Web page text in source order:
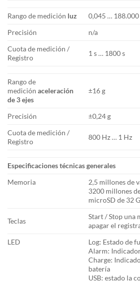
Rango de medición luz
0,045 …
Precisión
n/a
Cuota de medición /
Registro
1 s … 1800 s
Rango de
medición aceleración
de 3 ejes
±16 g
Precisión
±0,24 g
Cuota de medición /
Registro
800 Hz … 1 Hz
Especificaciones técnicas generales
Memoria
2,5 millones de
3200 millones
microSD de 32
Teclas
Start / Stop una
apagar el
LED
Log: Estado de
Alarm:
Charge:
batería
USB: estado la